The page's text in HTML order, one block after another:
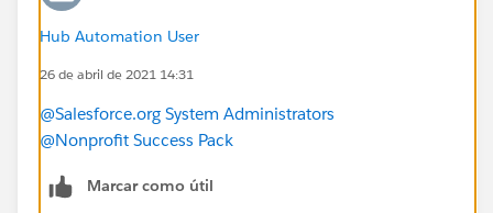
Hub Automation User
26 de abril de 2021 14:31
@Salesforce.org System Administrators
@Nonprofit Success Pack
Marcar como útil